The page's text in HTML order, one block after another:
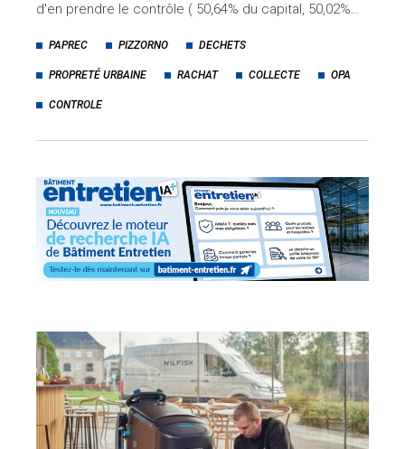
d'en prendre le contrôle ( 50,64% du capital, 50,02%…
PAPREC PIZZORNO DECHETS
PROPRETÉ URBAINE RACHAT COLLECTE OPA
CONTROLE